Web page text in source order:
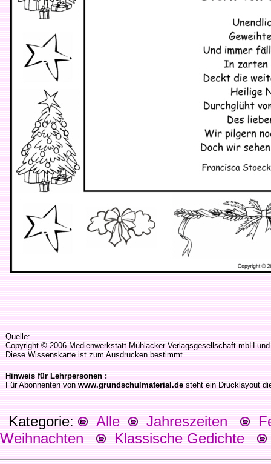
Quelle:
Copyright © 2006 Medienwerkstatt Mühlacker Verlagsgesellschaft mbH
Diese Wissenskarte ist zum Ausdrucken bestimmt.
Hinweis für Lehrpersonen :
Für Abonnenten vonwww.grundschulmaterial.desteht ein Drucklayout
Kategorie: Alle Jahreszeiten
Weihnachten
Klassische Gedichte